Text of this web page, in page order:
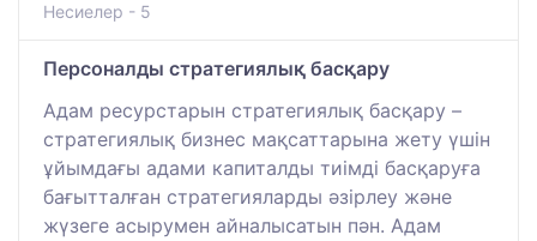
Несиелер - 5
Персоналды стратегиялық басқару
Адам ресурстарын стратегиялық басқару –
стратегиялық бизнес мақсаттарына жету үшін
ұйымдағы адами капиталды тиімді басқаруға
бағытталған стратегияларды әзірлеу және
жүзеге асырумен айналысатын пән. Адам